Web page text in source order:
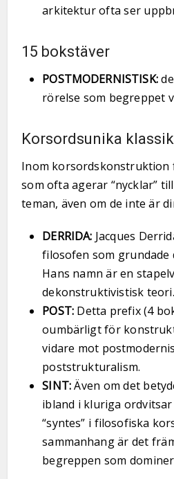
arkitektur ofta ser
15 bokstäver
POSTMODERNISTISK:
rörelse som begreppet
Korsordsunika
Inom korsordskonstruktion
som ofta agerar “nycklar”
teman, även om de inte är
DERRIDA: Jacques
filosofen som
Hans namn är en
dekonstruktivistisk teori.
POST: Detta prefix (4
oumbärligt för
vidare mot
poststrukturalism.
SINT:Även om det
ibland i kluriga
“syntes” i filosofiska
sammanhang är det
begreppen som